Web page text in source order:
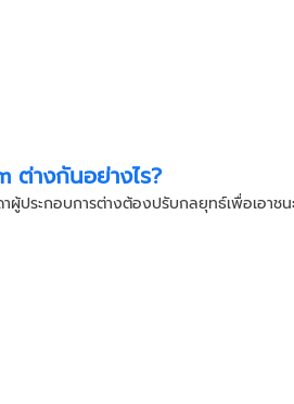
ต่างกันอย่างไร?
ระกอบการต่างต้องปรับกลยุทธ์เพื่อเอาชนะ